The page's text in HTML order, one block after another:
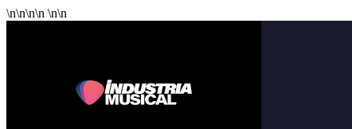
\n\n\n\n \n\n